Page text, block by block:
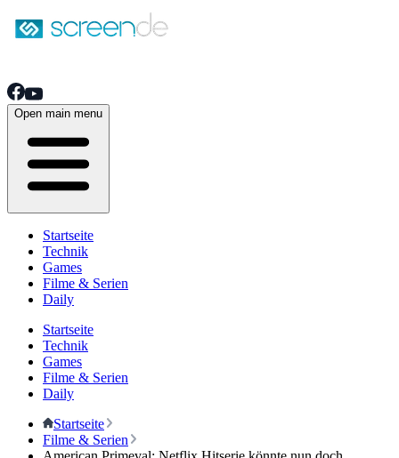
Open main menu
Startseite
Technik
Games
Filme & Serien
Daily
Startseite
Technik
Games
Filme & Serien
Daily
Startseite
Filme & Serien